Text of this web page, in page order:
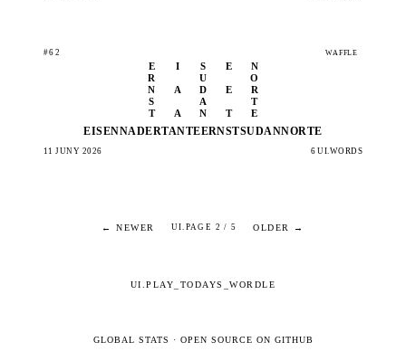
#62 WAFFLE
E I S E
N
R
U
O
N
A D E
R
S
A
T
T
A N T E
EISENNADERTANTEERNSTSUDANNORTE
11 JUNY 2026 6 UI.WORDS
← NEWER UI.PAGE 2 / 5 OLDER →
UI.PLAY_TODAYS_WORDLE
GLOBAL STATS · OPEN SOURCE ON GITHUB